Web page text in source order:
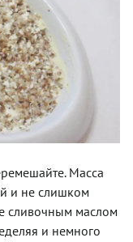
Масса
и не слишком
сливочным маслом
и немного